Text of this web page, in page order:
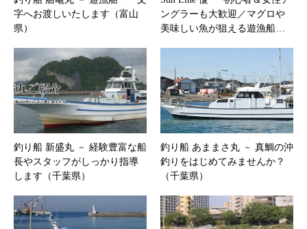
字へお渡しいたします（富山
県）
ングラーも大歓迎／マグロや
美味しい魚が狙える遊漁船…
釣り船 新盛丸 － 経験豊富な船
長やスタッフがしっかり指導
します（千葉県）
釣り船 あままさ丸 － 真鯛の沖
釣りをはじめてみませんか？
（千葉県）